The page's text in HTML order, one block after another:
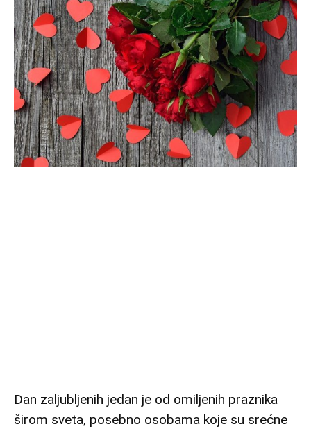
Dan zaljubljenih jedan je od omiljenih praznika
širom sveta, posebno osobama koje su srećne